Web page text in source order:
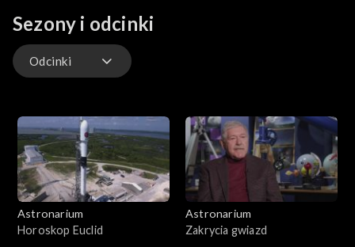
Sezony i odcinki
Odcinki
Astronarium
Horoskop Euclid
Astronarium
Zakrycia gwiazd